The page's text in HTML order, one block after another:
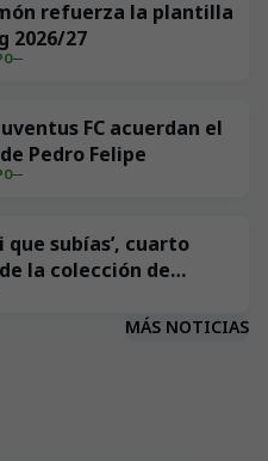
refuerza la plantilla
2026/27
FC acuerdan el
Pedro Felipe
que subías’, cuarto
la colección de
Rescatadores del
MÁS NOTICIAS